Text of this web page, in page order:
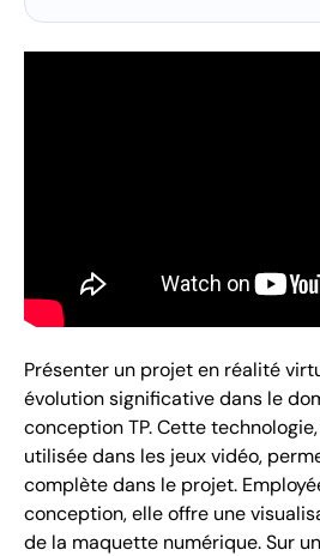
Présenter un projet en réalité
évolution significative dans le
conception TP. Cette
utilisée dans les jeux vidéo,
complète dans le projet.
conception, elle offre une
de la maquette numérique. Sur